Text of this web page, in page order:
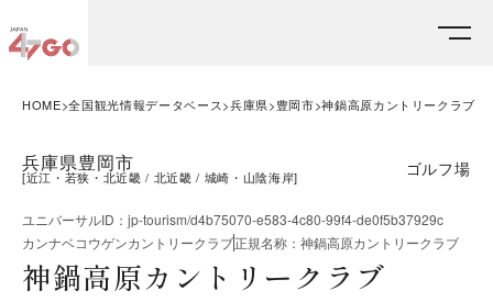
HOME 全国観光情報データベース 兵庫県 豊岡市 神鍋高原カントリークラブ
兵庫県豊岡市
[近江・若狭・北近畿 北近畿 城崎・山陰海岸] ゴルフ場
ユニバーサルID ： jp-tourism/d4b75070-e583-4c80-99f4-de0f5b37929c
カンナベコウゲンカントリークラブ正規名称 ： 神鍋高原カントリークラブ
神鍋高原カントリークラブ